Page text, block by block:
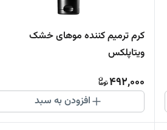
کرم ترمیم کننده موهای خشک
ویتاپلکس
492,000
افزودن به سبد